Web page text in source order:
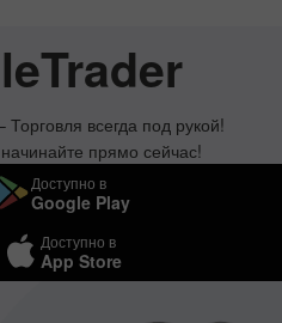
всегда под рукой!
прямо сейчас!
Доступно в
Google Play
Доступно в
App Store